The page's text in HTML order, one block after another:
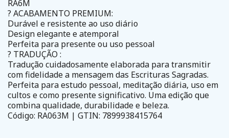
RA6M
? ACABAMENTO PREMIUM:
Durável e resistente ao uso diário
Design elegante e atemporal
Perfeita para presente ou uso pessoal
? TRADUÇÃO :
Tradução cuidadosamente elaborada para transmitir
com fidelidade a mensagem das Escrituras Sagradas.
Perfeita para estudo pessoal, meditação diária, uso em
cultos e como presente significativo. Uma edição que
combina qualidade, durabilidade e beleza.
Código: RA063M | GTIN: 7899938415764